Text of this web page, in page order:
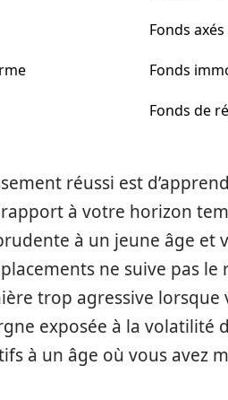
Fonds
Fonds
Fonds de
réussi est
à votre horizon
à un jeune âge et
ne suive pas le
trop agressive lorsque
exposée à la volatilité
à un âge où vous avez